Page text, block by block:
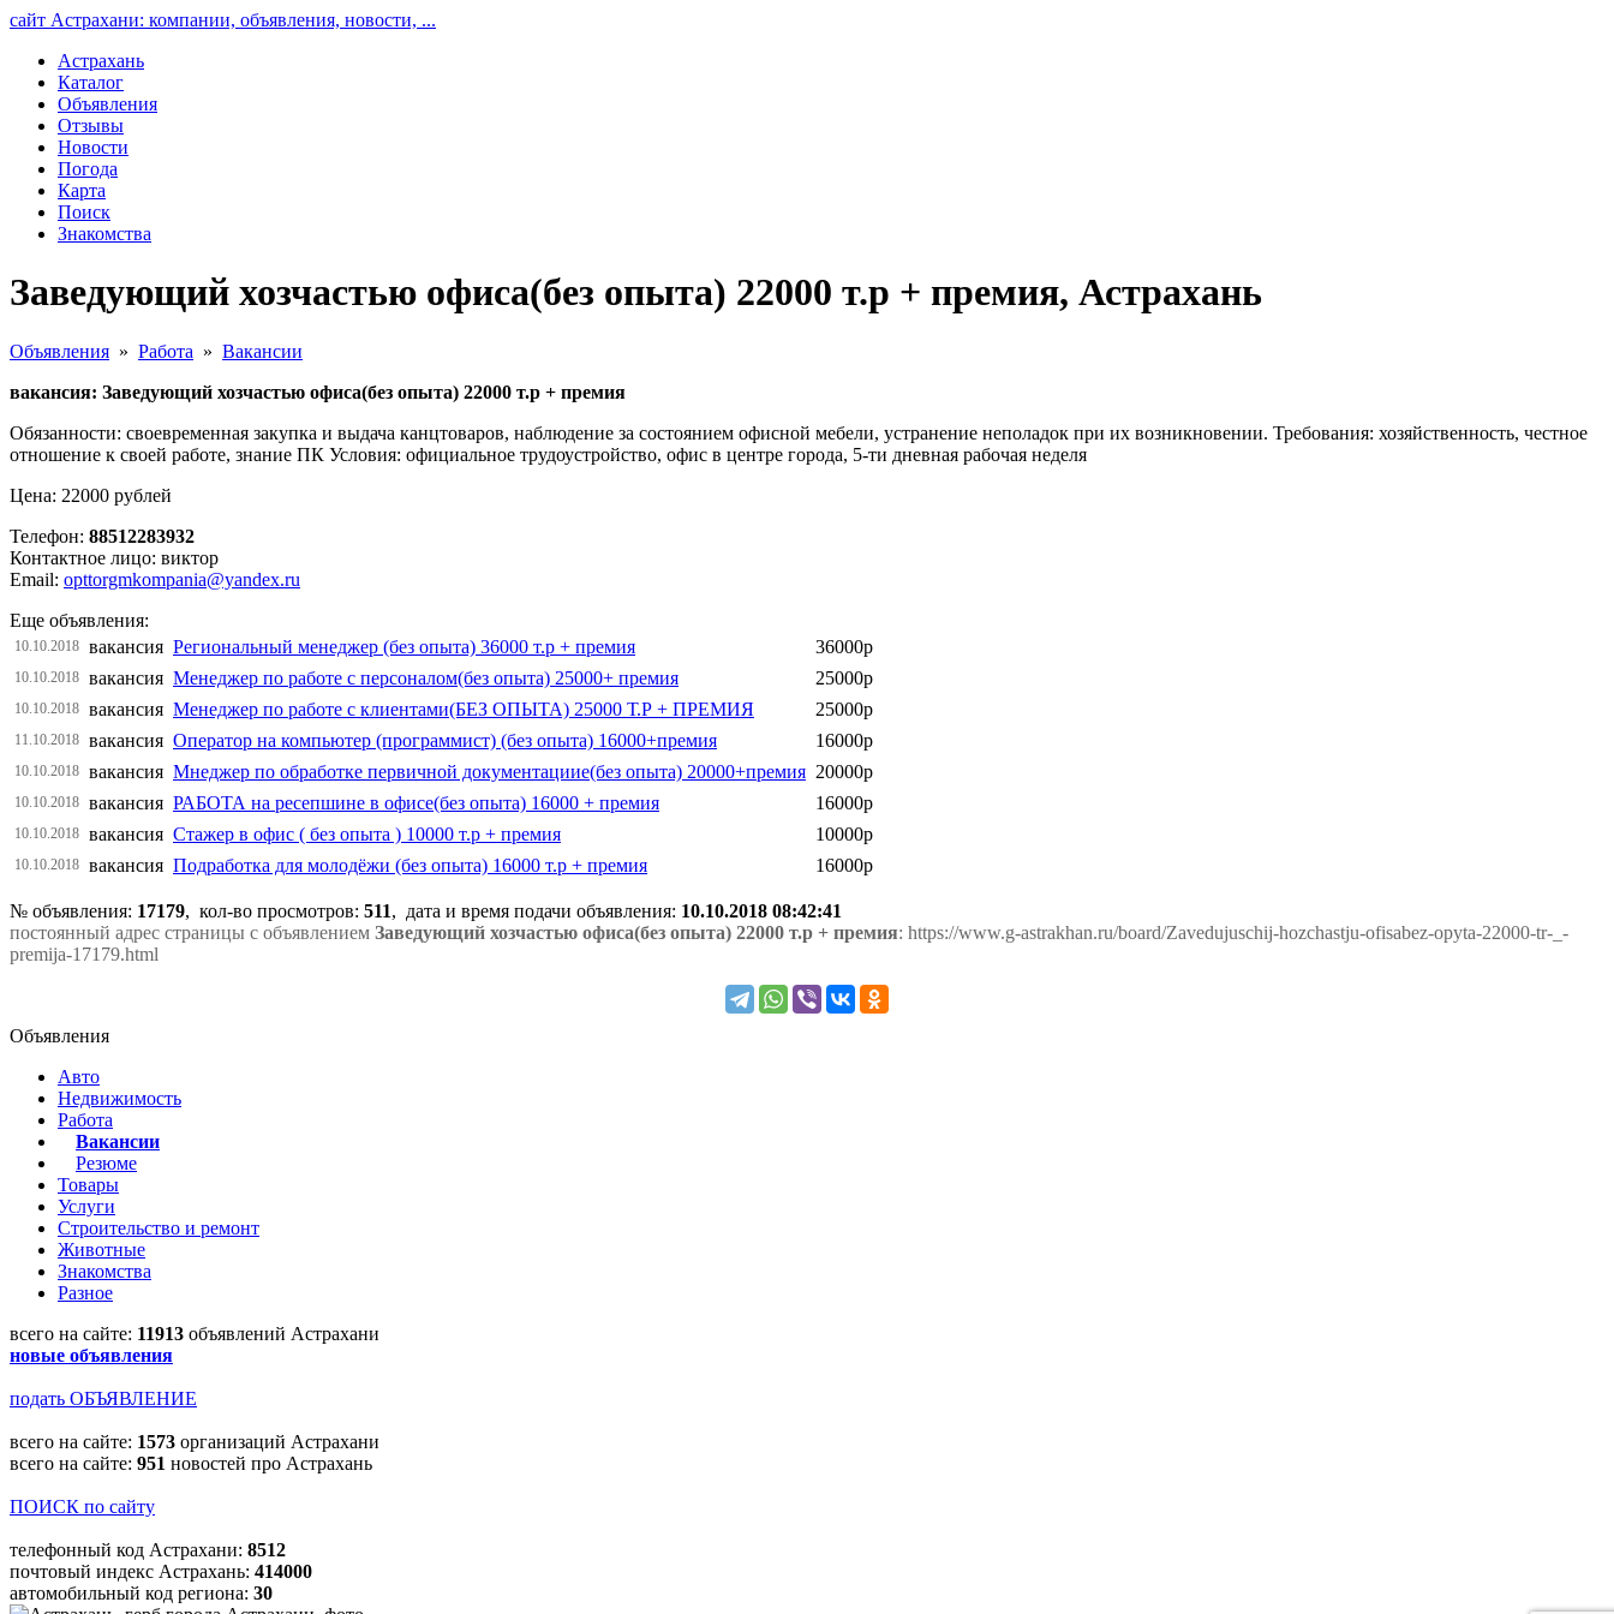
сайт Астрахани: компании, объявления, новости, ...
Астрахань
Каталог
Объявления
Отзывы
Новости
Погода
Карта
Поиск
Знакомства
Заведующий хозчастью офиса(без опыта) 22000 т.р + премия, Астрахань
Объявления » Работа » Вакансии
вакансия: Заведующий хозчастью офиса(без опыта) 22000 т.р + премия
Обязанности: своевременная закупка и выдача канцтоваров, наблюдение за состоянием офисной мебели, устранение неполадок при их возникновении. Требования: хозяйственность, честное
отношение к своей работе, знание ПК Условия: официальное трудоустройство, офис в центре города, 5-ти дневная рабочая неделя
Цена: 22000 рублей
Телефон: 88512283932
Контактное лицо: виктор
Email: opttorgmkompania@yandex.ru
Еще объявления:
10.10.2018 вакансия Региональный менеджер (без опыта) 36000 т.р + премия 36000р
10.10.2018 вакансия Менеджер по работе с персоналом(без опыта) 25000+ премия 25000р
10.10.2018 вакансия Менеджер по работе с клиентами(БЕЗ ОПЫТА) 25000 Т.Р + ПРЕМИЯ 25000р
11.10.2018 вакансия Оператор на компьютер (программист) (без опыта) 16000+премия 16000р
10.10.2018 вакансия Мнеджер по обработке первичной документациие(без опыта) 20000+премия 20000р
10.10.2018 вакансия РАБОТА на ресепшине в офисе(без опыта) 16000 + премия 16000р
10.10.2018 вакансия Стажер в офис ( без опыта ) 10000 т.р + премия 10000р
10.10.2018 вакансия Подработка для молодёжи (без опыта) 16000 т.р + премия 16000р
№ объявления: 17179, кол-во просмотров: 511, дата и время подачи объявления: 10.10.2018 08:42:41
постоянный адрес страницы с объявлением Заведующий хозчастью офиса(без опыта) 22000 т.р + премия: https://www.g-astrakhan.ru/board/Zavedujuschij-hozchastju-ofisabez-opyta-22000-tr-_-
premija-17179.html
Объявления
Авто
Недвижимость
Работа
Вакансии
Резюме
Товары
Услуги
Строительство и ремонт
Животные
Знакомства
Разное
всего на сайте: 11913 объявлений Астрахани
новые объявления
подать ОБЪЯВЛЕНИЕ
всего на сайте: 1573 организаций Астрахани
всего на сайте: 951 новостей про Астрахань
ПОИСК по сайту
телефонный код Астрахани: 8512
почтовый индекс Астрахань: 414000
автомобильный код региона: 30